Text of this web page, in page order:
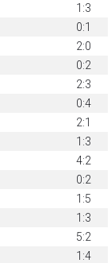
1:3
0:1
2:0
0:2
2:3
0:4
2:1
1:3
4:2
0:2
1:5
1:3
5:2
1:4